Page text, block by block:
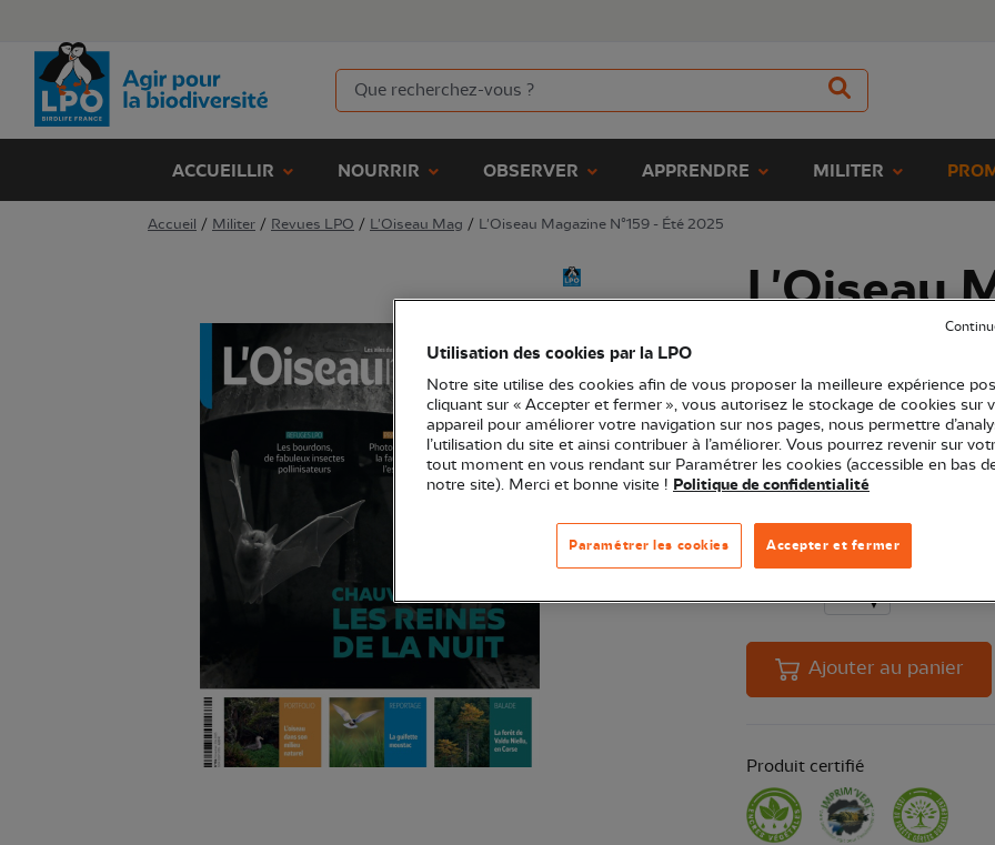
ACCUEILLIR NOURRIR OBSERVER APPRENDRE MILITER
Accueil / Militer / Revues LPO / L'Oiseau Mag / L'Oiseau Magazine N°159 - Été 2025
L'Oiseau
N°159 -
(Ref. RV0399
6,00 € EXCLU WEB
L'Oiseau Mag est la revue nature
Ajouter au panier
Produit certifié
Utilisation des cookies par la LPO
Notre site utilise des cookies afin de vous proposer la meilleure expérience
cliquant sur « Accepter et fermer », vous autorisez le stockage de cookies sur
appareil pour améliorer votre navigation sur nos pages, nous permettre
l’utilisation du site et ainsi contribuer à l’améliorer. Vous pourrez revenir sur
tout moment en vous rendant sur Paramétrer les cookies (accessible en bas
notre site). Merci et bonne visite ! Politique de confidentialité
Accepter et fermer
Paramétrer les cookies